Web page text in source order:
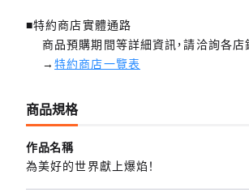
■特約商店實體通路
商品預購期間等詳細資訊，請洽詢各店
→特約商店一覽表
商品規格
作品名稱
為美好的世界獻上爆焰！